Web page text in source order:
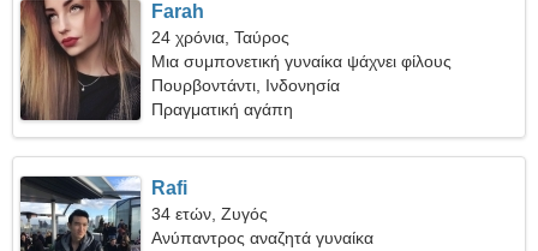
Farah
24 χρόνια, Ταύρος
Μια συμπονετική γυναίκα ψάχνει φίλους
Πουρβοντάντι, Ινδονησία
Πραγματική αγάπη
Rafi
34 ετών, Ζυγός
Ανύπαντρος αναζητά γυναίκα